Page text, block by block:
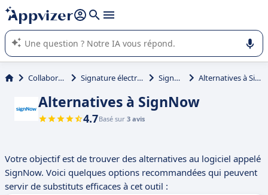
répondre (plusieurs lignes avec
L'IA de Appvizer vous guide dans l'utilisation ou la sélection de
logiciel SaaS en entreprise.
Collaboration Signature électronique SignNow Alternatives à SignNow
Alternatives à SignNow
4.7Basé sur 3 avis
Votre objectif est de trouver des alternatives au logiciel appelé
SignNow. Voici quelques options recommandées qui peuvent
servir de substituts efficaces à cet outil :